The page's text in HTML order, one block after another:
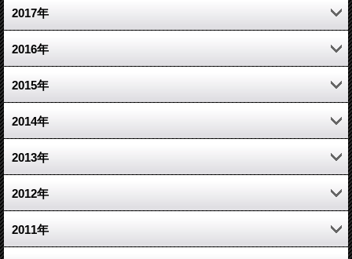
5月 (7)
4月 (6)
3月 (5)
1月 (5)
8月 (4)
7月 (7)
6月 (5)
5月 (3)
4月 (6)
3月 (5)
2月 (5)
9月 (8)
8月 (5)
7月 (5)
6月 (7)
5月 (3)
4月 (5)
3月 (7)
10月 (5)
9月 (5)
8月 (7)
7月 (10)
6月 (12)
5月 (8)
4月 (4)
11月 (10)
10月 (5)
9月 (7)
8月 (7)
7月 (8)
6月 (10)
5月 (11)
12月 (5)
11月 (8)
10月 (6)
9月 (7)
8月 (9)
7月 (7)
6月 (4)
2017年
12月 (3)
11月 (1)
10月 (7)
9月 (7)
8月 (6)
7月 (6)
2016年
12月 (6)
11月 (4)
10月 (7)
9月 (3)
7月 (5)
2015年
12月 (17)
11月 (7)
10月 (10)
9月 (9)
2014年
12月 (6)
11月 (11)
10月 (7)
2013年
12月 (13)
11月 (14)
2012年
12月 (26)
2011年